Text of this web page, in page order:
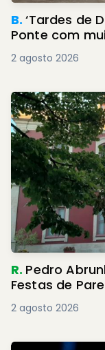
B.‘Tardes de
Ponte com
2 agosto 2026
R. Pedro
Festas de
2 agosto 2026